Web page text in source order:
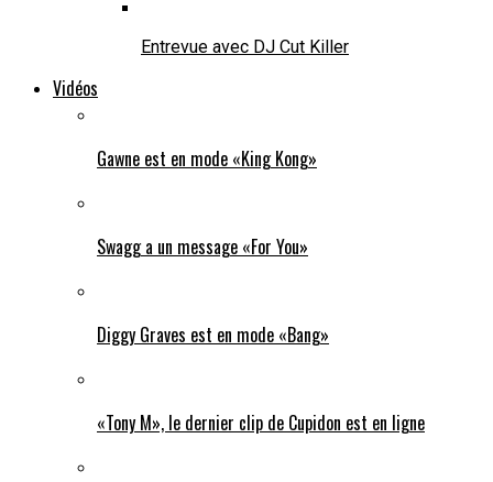
Entrevue avec DJ Cut Killer
Vidéos
Gawne est en mode «King Kong»
Swagg a un message «For You»
Diggy Graves est en mode «Bang»
«Tony M», le dernier clip de Cupidon est en ligne